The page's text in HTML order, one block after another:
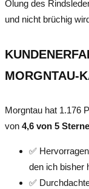
Ölung des
und nicht brüchig
MORGNTAU-
Morgntau hat 1.176
von 4,6 von 5
✅
den ich bisher
✅